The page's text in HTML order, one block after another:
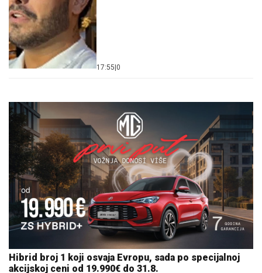
17:55 0
Hibrid broj 1 koji osvaja Evropu, sada po specijalnoj
akcijskoj ceni od 19.990€ do 31.8.